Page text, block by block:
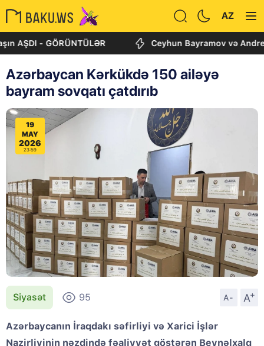
AZ
- GÖRÜNTÜLƏR Ceyhun Bayramov və Andrey
Azərbaycan Kərkükdə 150 ailəyə
bayram sovqatı çatdırıb
19
MAY
2026
23:59
Siyasət 95 A- A
+
Azərbaycanın İraqdakı səfirliyi və Xarici İşlər
Nazirliyinin nəzdində fəaliyyət göstərən Beynəlxalq